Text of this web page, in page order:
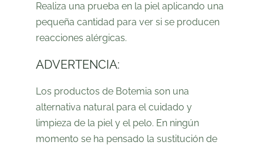
Realiza una prueba en la piel aplicando una
pequeña cantidad para ver si se producen
reacciones alérgicas.
ADVERTENCIA:
Los productos de Botemia son una
alternativa natural para el cuidado y
limpieza de la piel y el pelo. En ningún
momento se ha pensado la sustitución de